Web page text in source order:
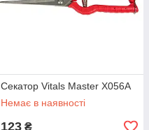
Секатор Vitals Master X056A
Немає в наявності
123 ₴